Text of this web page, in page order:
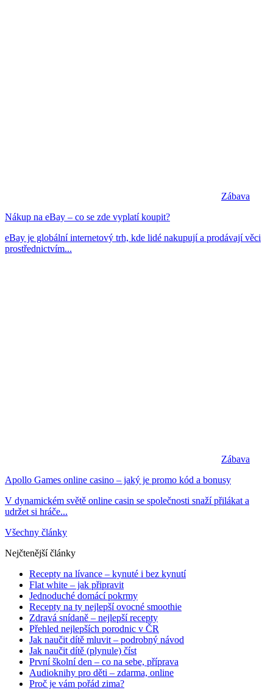
Zábava
Nákup na eBay – co se zde vyplatí koupit?
eBay je globální internetový trh, kde lidé nakupují a prodávají věci
prostřednictvím...
Zábava
Apollo Games online casino – jaký je promo kód a bonusy
V dynamickém světě online casin se společnosti snaží přilákat a
udržet si hráče...
Všechny články
Nejčtenější články
Recepty na lívance – kynuté i bez kynutí
Flat white – jak připravit
Jednoduché domácí pokrmy
Recepty na ty nejlepší ovocné smoothie
Zdravá snídaně – nejlepší recepty
Přehled nejlepších porodnic v ČR
Jak naučit dítě mluvit – podrobný návod
Jak naučit dítě (plynule) číst
První školní den – co na sebe, příprava
Audioknihy pro děti – zdarma, online
Proč je vám pořád zima?